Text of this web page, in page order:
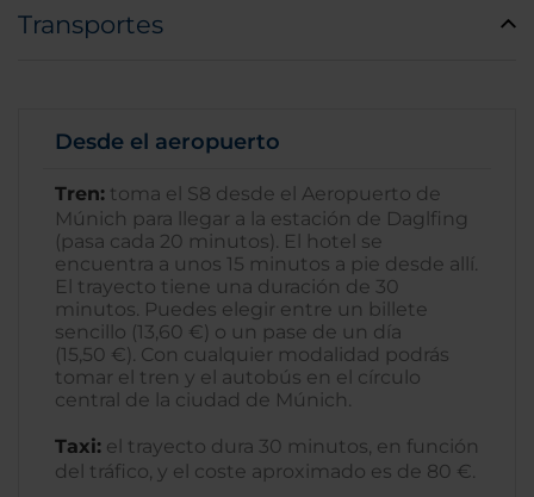
Transportes
Desde el aeropuerto
Tren: toma el S8 desde el Aeropuerto de
Múnich para llegar a la estación de Daglfing
(pasa cada 20 minutos). El hotel se
encuentra a unos 15 minutos a pie desde allí.
El trayecto tiene una duración de 30
minutos. Puedes elegir entre un billete
sencillo (13,60 €) o un pase de un día
(15,50 €). Con cualquier modalidad podrás
tomar el tren y el autobús en el círculo
central de la ciudad de Múnich.
Taxi: el trayecto dura 30 minutos, en función
del tráfico, y el coste aproximado es de 80 €.